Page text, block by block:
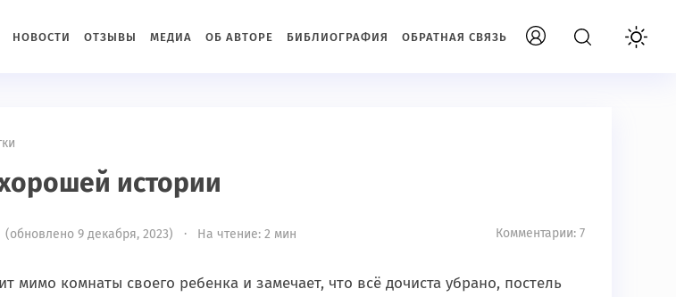
НОВОСТИ ОТЗЫВЫ МЕДИА ОБ АВТОРЕ БИБЛИОГРАФИЯ ОБРАТНАЯ СВЯЗЬ
истории
(обновлено 9 декабря, 2023) · На чтение: 2 мин Комментарии: 7
мимо комнаты своего ребенка и замечает, что всё дочиста убрано, постель